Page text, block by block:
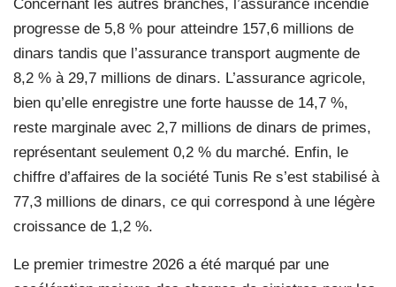
Concernant les autres branches, l’assurance incendie
progresse de 5,8 % pour atteindre 157,6 millions de
dinars tandis que l’assurance transport augmente de
8,2 % à 29,7 millions de dinars. L’assurance agricole,
bien qu’elle enregistre une forte hausse de 14,7 %,
reste marginale avec 2,7 millions de dinars de primes,
représentant seulement 0,2 % du marché. Enfin, le
chiffre d’affaires de la société Tunis Re s’est stabilisé à
77,3 millions de dinars, ce qui correspond à une légère
croissance de 1,2 %.
Le premier trimestre 2026 a été marqué par une